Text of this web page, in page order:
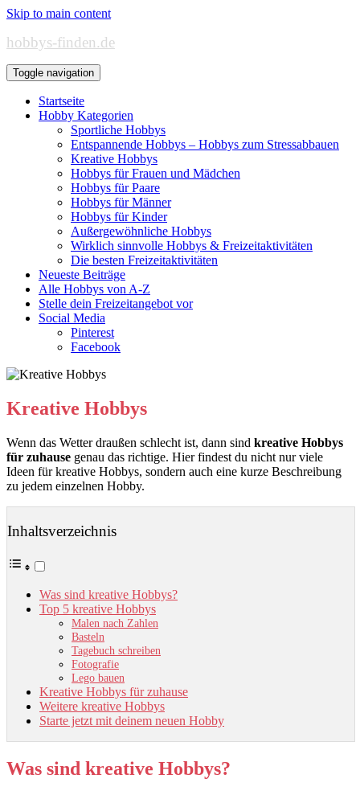
Skip to main content
hobbys-finden.de
Toggle navigation
Startseite
Hobby Kategorien
Sportliche Hobbys
Entspannende Hobbys – Hobbys zum Stressabbauen
Kreative Hobbys
Hobbys für Frauen und Mädchen
Hobbys für Paare
Hobbys für Männer
Hobbys für Kinder
Außergewöhnliche Hobbys
Wirklich sinnvolle Hobbys & Freizeitaktivitäten
Die besten Freizeitaktivitäten
Neueste Beiträge
Alle Hobbys von A-Z
Stelle dein Freizeitangebot vor
Social Media
Pinterest
Facebook
Kreative Hobbys
Wenn das Wetter draußen schlecht ist, dann sind kreative Hobbys
für zuhause genau das richtige. Hier findest du nicht nur viele
Ideen für kreative Hobbys, sondern auch eine kurze Beschreibung
zu jedem einzelnen Hobby.
Inhaltsverzeichnis
Was sind kreative Hobbys?
Top 5 kreative Hobbys
Malen nach Zahlen
Basteln
Tagebuch schreiben
Fotografie
Lego bauen
Kreative Hobbys für zuhause
Weitere kreative Hobbys
Starte jetzt mit deinem neuen Hobby
Was sind kreative Hobbys?